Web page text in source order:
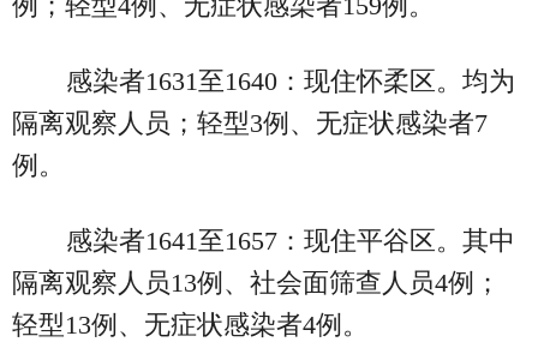
感染者1631至1640：现住怀柔区。均为
隔离观察人员；轻型3例、无症状感染者7
例。
感染者1641至1657：现住平谷区。其中
隔离观察人员13例、社会面筛查人员4例；
轻型13例、无症状感染者4例。